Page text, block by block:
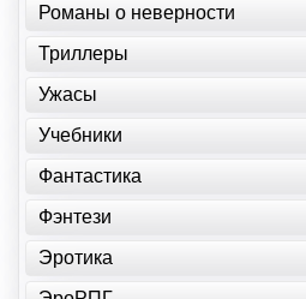
Романы о неверности
Триллеры
Ужасы
Учебники
Фантастика
Фэнтези
Эротика